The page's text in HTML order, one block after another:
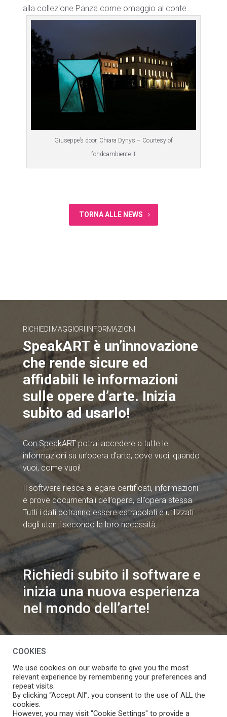
alla collezione Panza come omaggio al conte.
Giuseppe’s door, Chiara Dynys – Courtesy of
fondoambiente.it
TORNA ALLE NEWS
RICHIEDI MAGGIORI INFORMAZIONI
SpeakART è un’innovazione
che rende sicure ed
affidabili le informazioni
sulle opere d’arte. Inizia
subito ad usarlo!
Con SpeakART potrai accedere a tutte le
informazioni su un’opera d’arte, dove vuoi, quando
vuoi, come vuoi!
Il software riesce a legare certificati, informazioni
e prove documentali dell’opera, all’opera stessa.
Tutti i dati potranno essere estrapolati e utilizzati
dagli utenti secondo le loro necessità.
Richiedi subito il software e
inizia una nuova esperienza
nel mondo dell’arte!
Se vuoi modificare le preferenze sul consenso cookie
COOKIES
We use cookies on our website to give you the most
relevant experience by remembering your preferences and
repeat visits.
By clicking “Accept All”, you consent to the use of ALL the
cookies.
However, you may visit "Cookie Settings" to provide a